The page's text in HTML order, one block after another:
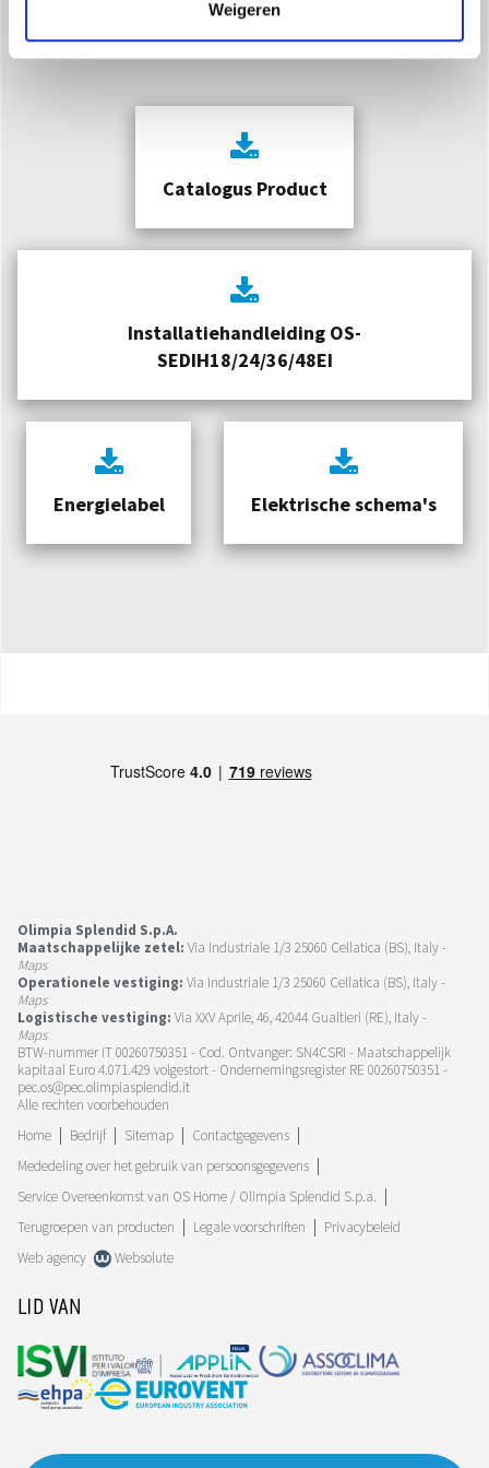
Weigeren
Downloaden
Catalogus Product
Installatiehandleiding OS-
SEDIH18/24/36/48EI
Energielabel Elektrische schema's
Olimpia Splendid S.p.A.
Maatschappelijke zetel: Via Industriale 1/3 25060 Cellatica (BS), Italy -
Maps
Operationele vestiging: Via Industriale 1/3 25060 Cellatica (BS), Italy -
Maps
Logistische vestiging: Via XXV Aprile, 46, 42044 Gualtieri (RE), Italy -
Maps
BTW-nummer IT 00260750351 - Cod. Ontvanger: SN4CSRI - Maatschappelijk
kapitaal Euro 4.071.429 volgestort - Ondernemingsregister RE 00260750351 -
pec.os@pec.olimpiasplendid.it
Alle rechten voorbehouden
Home
Bedrijf Sitemap
Contactgegevens
Mededeling over het gebruik van persoonsgegevens
Service Overeenkomst van OS Home / Olimpia Splendid S.p.a.
Terugroepen van producten
Legale voorschriften
Privacybeleid
Web agency
Websolute
LID VAN